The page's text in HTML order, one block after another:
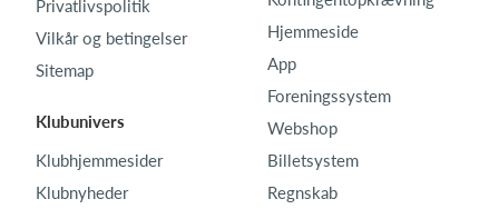
Privatlivspolitik
Vilkår og betingelser
Sitemap
Klubunivers
Klubhjemmesider
Klubnyheder
Hjemmeside
App
Foreningssystem
Webshop
Billetsystem
Regnskab